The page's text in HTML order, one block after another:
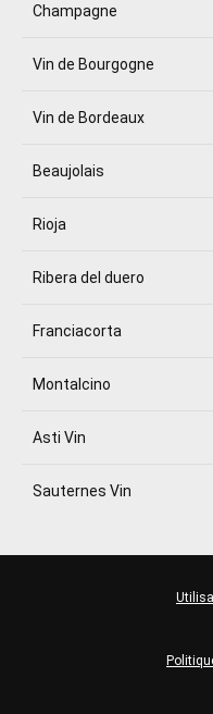
Champagne
Vin de Bourgogne
Vin de Bordeaux
Beaujolais
Rioja
Ribera del duero
Franciacorta
Montalcino
Asti Vin
Sauternes Vin